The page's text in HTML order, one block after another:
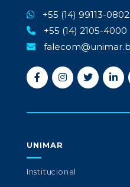
+55 (14) 99113-0802
+55 (14) 2105-4000
UNIMAR
Institucional